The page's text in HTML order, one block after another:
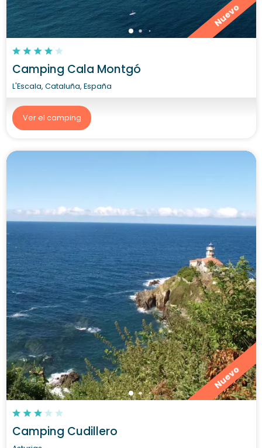
Nuevo
Camping Cala Montgó
L'Escala, Cataluña, España
Ver el camping
Nuevo
Camping Cudillero